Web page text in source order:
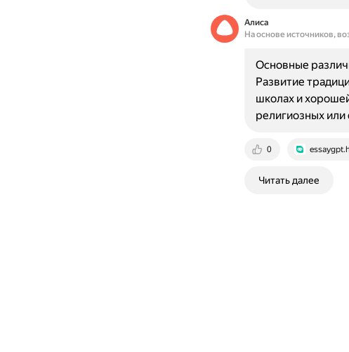
Алиса
На основе источников,
0
Основные
Развитие
школах и
религиозных
Читать далее